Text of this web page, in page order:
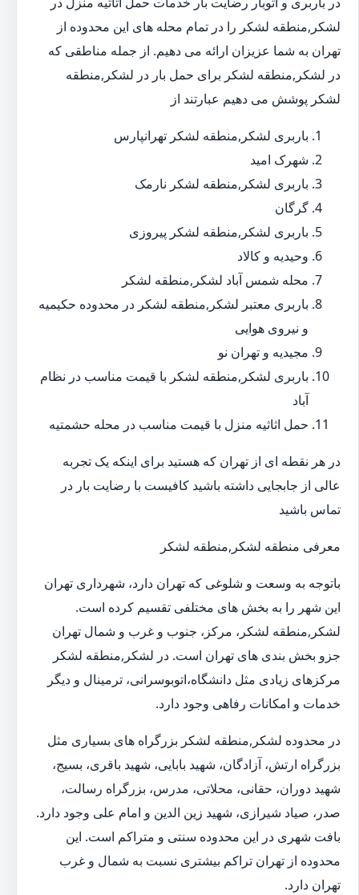
لشکر,منطقه لشکر را در تمام محله های این محدوده از
تهران به شما عزیزان ارائه می دهیم. از جمله مناطقی که
در لشکر,منطقه لشکر برای حمل بار در لشکر,منطقه
لشکر پوشش می دهیم عبارتند از
باربری لشکر,منطقه لشکر تهرانپارس
شهرک امید
باربری لشکر,منطقه لشکر نارمک
گرگان
باربری لشکر,منطقه لشکر پیروزی
وحیدیه و کالاد
محله شمس آباد لشکر,منطقه لشکر
باربری معتبر لشکر,منطقه لشکر در محدوده حکیمیه
و نیروی هوایی
مجیدیه و تهران نو
باربری لشکر,منطقه لشکر با قیمت مناسب در نظام
آباد
حمل اثاثیه منزل با قیمت مناسب در محله حشمتیه
در هر نقطه ای از تهران که هستید برای اینکه یک تجربه
عالی از جابجایی داشته باشید کافیست با رضایت بار در
تماس باشید
معرفی منطقه لشکر,منطقه لشکر
باتوجه به وسعت و شلوغی که تهران دارد، شهرداری تهران
این شهر را به بخش های مختلفی تقسیم کرده است.
لشکر,منطقه لشکر، مرکز، جنوب و غرب و شمال تهران
جزو بخش بندی های تهران است. در لشکر,منطقه لشکر
مرکزهای زیادی مثل دانشگاه،اتوبوسرانی، ترمینال و دیگر
خدمات و امکانات رفاهی وجود دارد.
در محدوده لشکر,منطقه لشکر بزرگراه های بسیاری مثل
بزرگراه ارتش، آزادگان، شهید بابایی، شهید باقری، بسیج،
شهید دوران، حقانی، محلاتی، مدرس، بزرگراه رسالت،
صدر، صیاد شیرازی، شهید زین الدین و امام علی وجود دارد.
بافت شهری در این محدوده سنتی و متراکم است. این
محدوده از تهران تراکم بیشتری نسبت به شمال و غرب
تهران دارد.